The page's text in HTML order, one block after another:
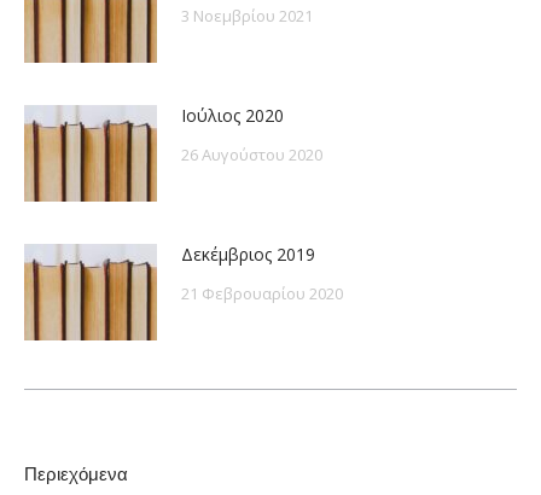
3 Νοεμβρίου 2021
Ιούλιος 2020
26 Αυγούστου 2020
Δεκέμβριος 2019
21 Φεβρουαρίου 2020
Περιεχόμενα